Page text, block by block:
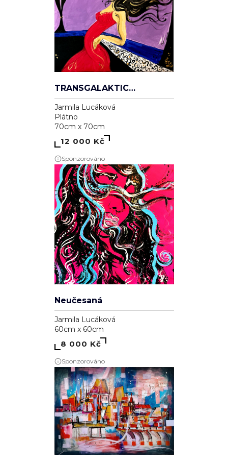
TRANSGALAKTICKÁ
Jarmila Lucáková
Plátno
70cm x 70cm
12 000 Kč
Sponzorováno
Neučesaná
Jarmila Lucáková
60cm x 60cm
8 000 Kč
Sponzorováno